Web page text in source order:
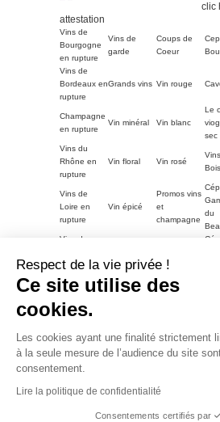
clic
attestation
Vins de
Bourgogne
en rupture
Vins de
garde
Coups de
Coeur
Vins de
Bordeaux en
rupture
Grands vins Vin rouge
Champagne
en rupture
Vin minéral Vin blanc
Le
sec
Vins du
Rhône en
rupture
Vin floral Vin rosé
Vins de
Loire en
rupture
Vin épicé
Promos vins
et
champagne
du
Vins du
en rupture
tanniques
METS
Autres
régions en
rupture
Vins
LE VIN PAR
Vins de
en rupture
Part2
Vins corsés Vouvray
Vins fruités
Alcohol abuse is dangerous for
moderation.
Respect de la vie privée !
Ce site utilise des
cookies.
Les cookies ayant une finalité strictement
à la seule mesure de l’audience du site
consentement.
Lire la politique de confidentialité
Consentements certifiés par